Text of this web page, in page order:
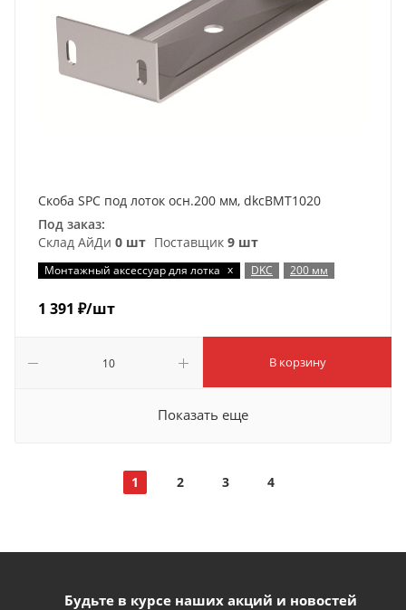
Скоба SPC под лоток осн.200 мм, dkcBMT1020
Под заказ:
Склад АйДи 0 шт Поставщик 9 шт
Монтажный аксессуар для лотка x DKC 200 мм
1 391 ₽/шт
В корзину
Показать еще
1 2 3 4
Будьте в курсе наших акций и новостей